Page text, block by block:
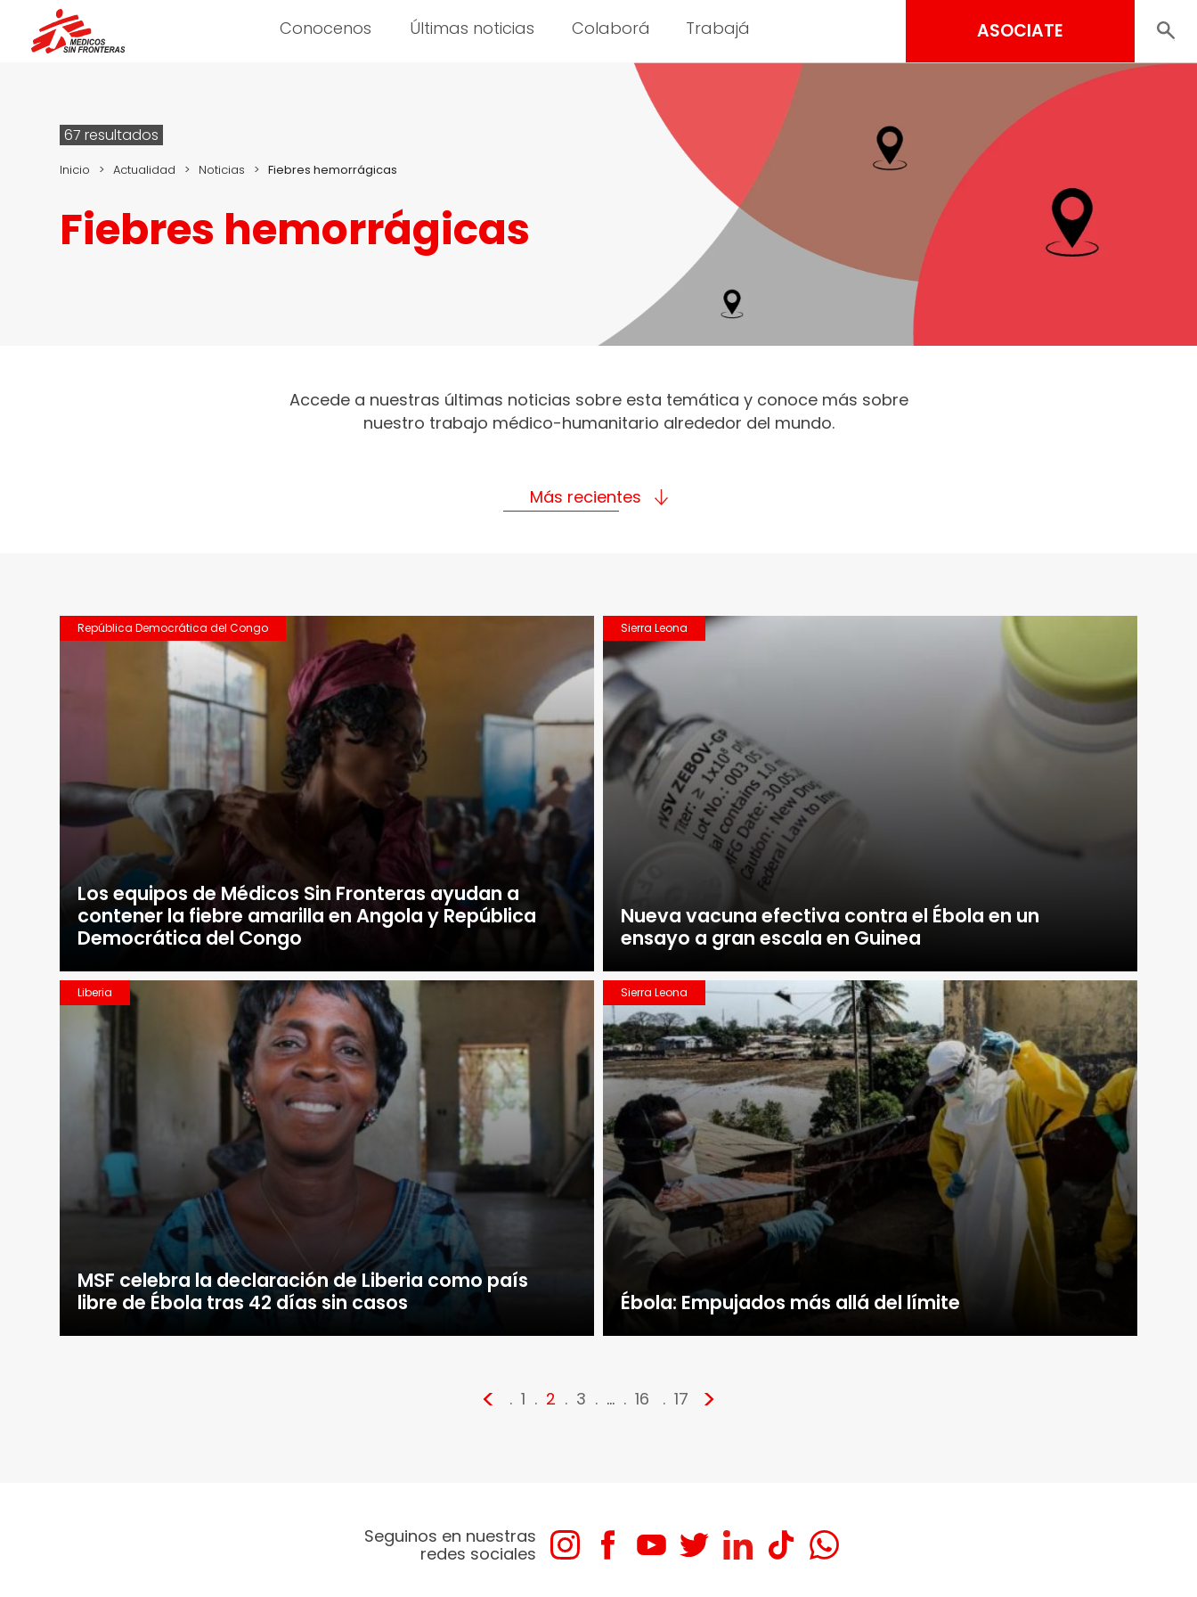
Conocenos Últimas noticias Colaborá Trabajá ASOCIATE
67 resultados
Inicio > Actualidad > Noticias > Fiebres hemorrágicas
Fiebres hemorrágicas
Accede a nuestras últimas noticias sobre esta temática y conoce más sobre
nuestro trabajo médico-humanitario alrededor del mundo.
Más recientes
República Democrática del Congo
Los equipos de Médicos Sin Fronteras ayudan a
contener la fiebre amarilla en Angola y República
Democrática del Congo
Sierra Leona
Nueva vacuna efectiva contra el Ébola en un
ensayo a gran escala en Guinea
Liberia
MSF celebra la declaración de Liberia como país
libre de Ébola tras 42 días sin casos
Sierra Leona
Ébola: Empujados más allá del límite
< 1 2 3 … 16 17 >
Seguinos en nuestras
redes sociales